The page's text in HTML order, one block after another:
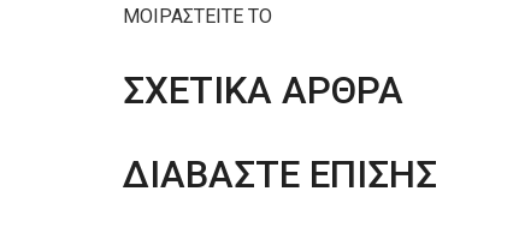
ΜΟΙΡΑΣΤΕΙΤΕ ΤΟ
ΣΧΕΤΙΚΑ ΑΡΘΡΑ
ΔΙΑΒΑΣΤΕ ΕΠΙΣΗΣ